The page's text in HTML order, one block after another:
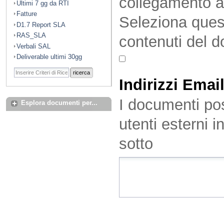
Ultimi 7 gg da RTI
Fatture
D1.7 Report SLA
RAS_SLA
Verbali SAL
Deliverable ultimi 30gg
ricerca
Esplora documenti per...
Seleziona
contenuti del
Indirizzi Email
I documenti
utenti esterni
sotto